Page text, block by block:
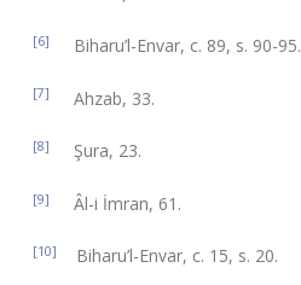
[6] Biharu’l-Envar, c. 89, s. 90-95.
[7] Ahzab, 33.
[8] Şura, 23.
[9] Âl-i İmran, 61.
[10] Biharu’l-Envar, c. 15, s. 20.